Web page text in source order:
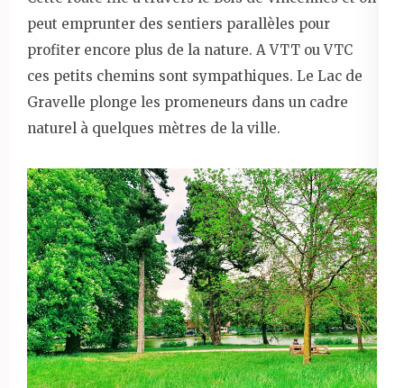
peut emprunter des sentiers parallèles pour
profiter encore plus de la nature. A VTT ou VTC
ces petits chemins sont sympathiques. Le Lac de
Gravelle plonge les promeneurs dans un cadre
naturel à quelques mètres de la ville.